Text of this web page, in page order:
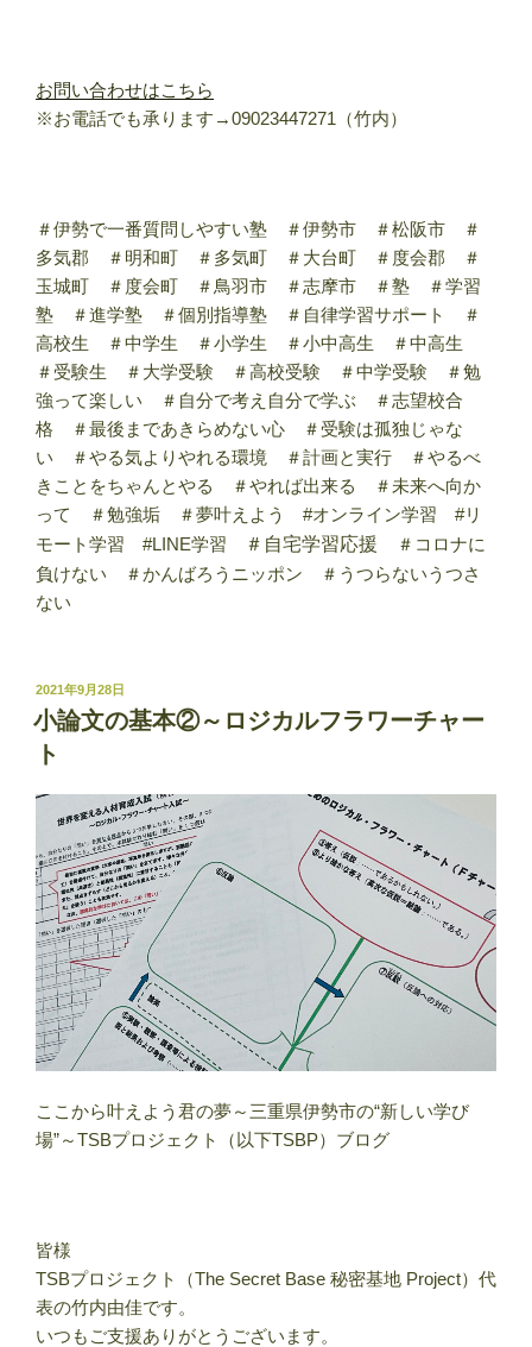
お問い合わせはこちら
※お電話でも承ります→09023447271（竹内）
＃伊勢で一番質問しやすい塾 ＃伊勢市 ＃松阪市 ＃
多気郡 ＃明和町 ＃多気町 ＃大台町 ＃度会郡 ＃
玉城町 ＃度会町 ＃鳥羽市 ＃志摩市 ＃塾 ＃学習
塾 ＃進学塾 ＃個別指導塾 ＃自律学習サポート ＃
高校生 ＃中学生 ＃小学生 ＃小中高生 ＃中高生
＃受験生 ＃大学受験 ＃高校受験 ＃中学受験 ＃勉
強って楽しい ＃自分で考え自分で学ぶ ＃志望校合
格 ＃最後まであきらめない心 ＃受験は孤独じゃな
い ＃やる気よりやれる環境 ＃計画と実行 ＃やるべ
きことをちゃんとやる ＃やれば出来る ＃未来へ向か
って ＃勉強垢 ＃夢叶えよう #オンライン学習 #リ
モート学習 #LINE学習
＃自宅学習応援
＃コロナに
負けない ＃かんばろうニッポン ＃うつらないうつさ
ない
投
稿
日:
2021年9月28日
小論文の基本②～ロジカルフラワーチャー
ト
ここから叶えよう君の夢～三重県伊勢市の“新しい学び
場”～TSBプロジェクト（以下TSBP）ブログ
皆様
TSBプロジェクト（The Secret Base 秘密基地 Project）代
表の竹内由佳です。
いつもご支援ありがとうございます。